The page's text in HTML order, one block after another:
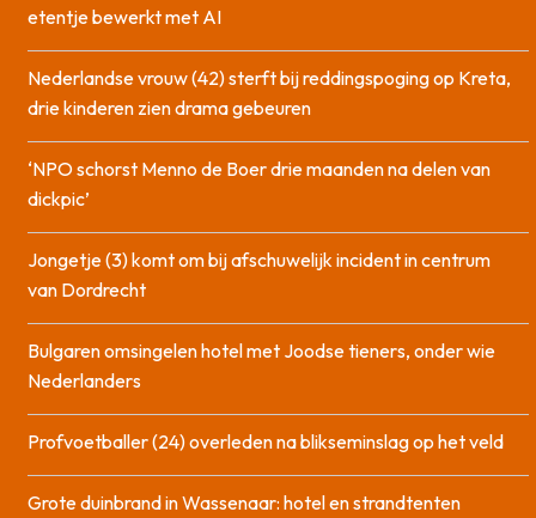
etentje bewerkt met AI
Nederlandse vrouw (42) sterft bij reddingspoging op Kreta,
drie kinderen zien drama gebeuren
‘NPO schorst Menno de Boer drie maanden na delen van
dickpic’
Jongetje (3) komt om bij afschuwelijk incident in centrum
van Dordrecht
Bulgaren omsingelen hotel met Joodse tieners, onder wie
Nederlanders
Profvoetballer (24) overleden na blikseminslag op het veld
Grote duinbrand in Wassenaar: hotel en strandtenten